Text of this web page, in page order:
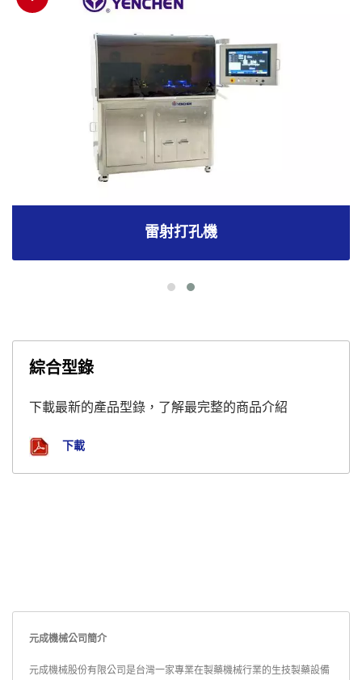
雷射打孔機
綜合型錄
下載最新的產品型錄，了解最完整的商品介紹
下載
元成機械公司簡介
元成機械股份有限公司是台灣一家專業在製藥機械行業的生技製藥設備